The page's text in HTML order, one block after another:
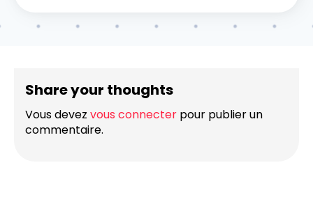
Share your thoughts
Vous devez vous connecter pour publier un
commentaire.